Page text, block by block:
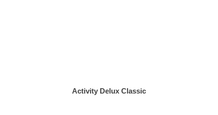
Activity Delux Classic